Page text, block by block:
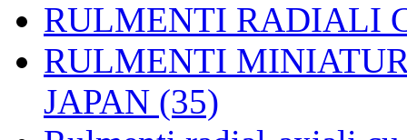
RULMENTI RADIALI
RULMENTI
JAPAN (35)